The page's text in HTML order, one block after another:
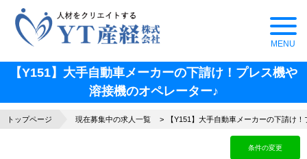
【Y151】大手自動車メーカーの下請け！プレス機や
溶接機のオペレーター♪
トップページ 現在募集中の求人一覧 【Y151】大手自動車メーカーの下請け
条件の変更